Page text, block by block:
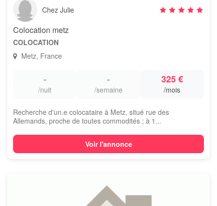
Chez Julie
Colocation metz
COLOCATION
Metz, France
-
/nuit
-
/semaine
325 €
/mois
Recherche d'un.e colocataire à Metz, situé rue des
Allemands, proche de toutes commodités ; à 1...
Voir l'annonce